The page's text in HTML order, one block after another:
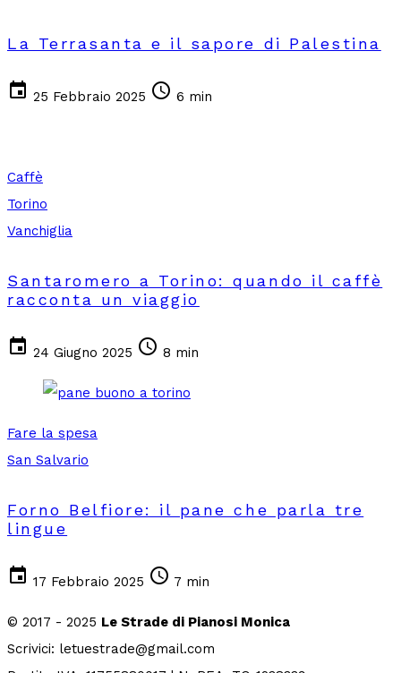
La Terrasanta e il sapore di Palestina
event 25 Febbraio 2025 schedule 6 min
Caffè
Torino
Vanchiglia
Santaromero a Torino: quando il caffè
racconta un viaggio
event 24 Giugno 2025 schedule 8 min
Fare la spesa
San Salvario
Forno Belfiore: il pane che parla tre
lingue
event 17 Febbraio 2025 schedule 7 min
© 2017 - 2025 Le Strade di Pianosi Monica
Scrivici: letuestrade@gmail.com